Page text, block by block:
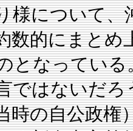
様について、
数的にまとめ
となってい
ではないだ
時の自公政権